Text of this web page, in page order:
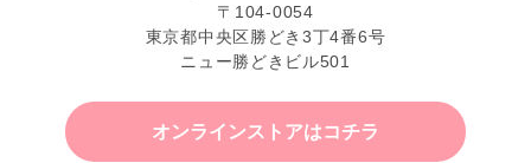
〒104-0054
東京都中央区勝どき3丁4番6号
ニュー勝どきビル501
オンラインストアはコチラ